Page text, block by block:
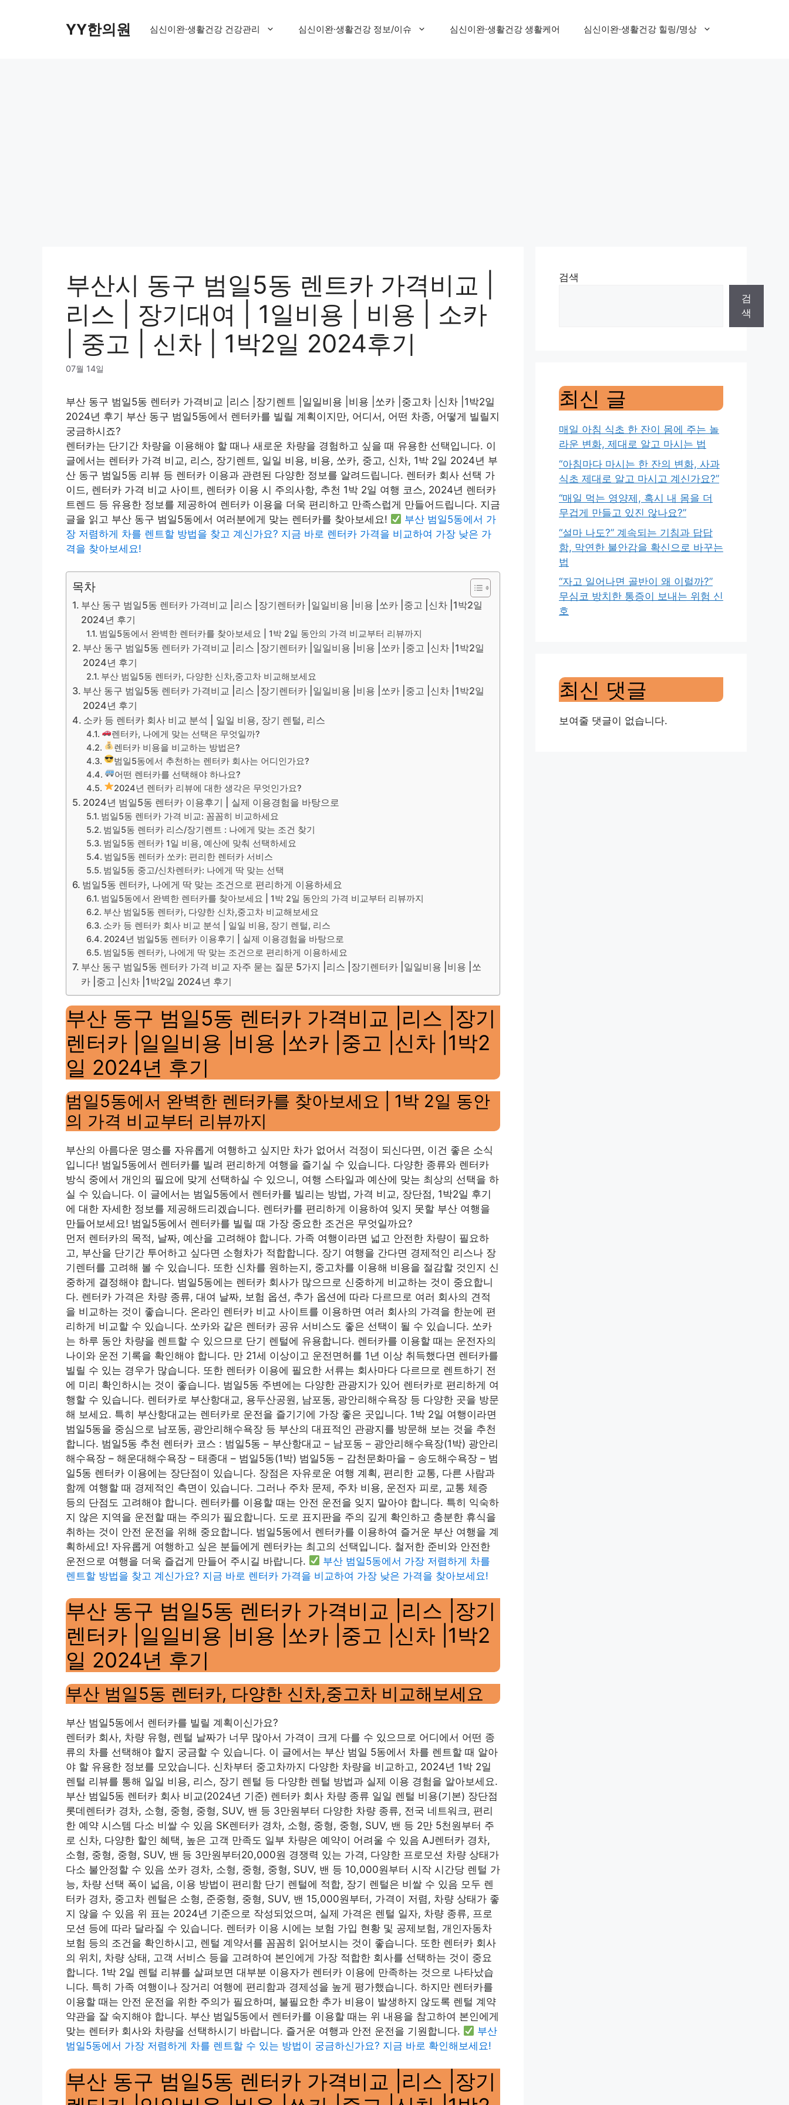
YY한의원 심신이완·생활건강 건강관리 심신이완·생활건강 정보/이슈 심신이완·생활건강 생활케어 심신이완·생활건강 힐링/명상
부산시 동구 범일5동 렌트카 가격비교 |
리스 | 장기대여 | 1일비용 | 비용 | 소카
| 중고 | 신차 | 1박2일 2024후기
07월 14일
부산 동구 범일5동 렌터카 가격비교 |리스 |장기렌트 |일일비용 |비용 |쏘카 |중고차 |신차 |1박2일
2024년 후기 부산 동구 범일5동에서 렌터카를 빌릴 계획이지만, 어디서, 어떤 차종, 어떻게 빌릴지
궁금하시죠?
렌터카는 단기간 차량을 이용해야 할 때나 새로운 차량을 경험하고 싶을 때 유용한 선택입니다. 이
글에서는 렌터카 가격 비교, 리스, 장기렌트, 일일 비용, 비용, 쏘카, 중고, 신차, 1박 2일 2024년 부
산 동구 범일5동 리뷰 등 렌터카 이용과 관련된 다양한 정보를 알려드립니다. 렌터카 회사 선택 가
이드, 렌터카 가격 비교 사이트, 렌터카 이용 시 주의사항, 추천 1박 2일 여행 코스, 2024년 렌터카
트렌드 등 유용한 정보를 제공하여 렌터카 이용을 더욱 편리하고 만족스럽게 만들어드립니다. 지금
글을 읽고 부산 동구 범일5동에서 여러분에게 맞는 렌터카를 찾아보세요!
부산 범일5동에서 가
장 저렴하게 차를 렌트할 방법을 찾고 계신가요? 지금 바로 렌터카 가격을 비교하여 가장 낮은 가
격을 찾아보세요!
목차
부산 동구 범일5동 렌터카 가격비교 |리스 |장기렌터카 |일일비용 |비용 |쏘카 |중고 |신차 |1박2일
2024년 후기
범일5동에서 완벽한 렌터카를 찾아보세요 | 1박 2일 동안의 가격 비교부터 리뷰까지
부산 동구 범일5동 렌터카 가격비교 |리스 |장기렌터카 |일일비용 |비용 |쏘카 |중고 |신차 |1박2일
2024년 후기
부산 범일5동 렌터카, 다양한 신차,중고차 비교해보세요
부산 동구 범일5동 렌터카 가격비교 |리스 |장기렌터카 |일일비용 |비용 |쏘카 |중고 |신차 |1박2일
2024년 후기
소카 등 렌터카 회사 비교 분석 | 일일 비용, 장기 렌털, 리스
렌터카, 나에게 맞는 선택은 무엇일까?
렌터카 비용을 비교하는 방법은?
범일5동에서 추천하는 렌터카 회사는 어디인가요?
어떤 렌터카를 선택해야 하나요?
2024년 렌터카 리뷰에 대한 생각은 무엇인가요?
2024년 범일5동 렌터카 이용후기 | 실제 이용경험을 바탕으로
범일5동 렌터카 가격 비교: 꼼꼼히 비교하세요
범일5동 렌터카 리스/장기렌트 : 나에게 맞는 조건 찾기
범일5동 렌터카 1일 비용, 예산에 맞춰 선택하세요
범일5동 렌터카 쏘카: 편리한 렌터카 서비스
범일5동 중고/신차렌터카: 나에게 딱 맞는 선택
범일5동 렌터카, 나에게 딱 맞는 조건으로 편리하게 이용하세요
범일5동에서 완벽한 렌터카를 찾아보세요 | 1박 2일 동안의 가격 비교부터 리뷰까지
부산 범일5동 렌터카, 다양한 신차,중고차 비교해보세요
소카 등 렌터카 회사 비교 분석 | 일일 비용, 장기 렌털, 리스
2024년 범일5동 렌터카 이용후기 | 실제 이용경험을 바탕으로
범일5동 렌터카, 나에게 딱 맞는 조건으로 편리하게 이용하세요
부산 동구 범일5동 렌터카 가격 비교 자주 묻는 질문 5가지 |리스 |장기렌터카 |일일비용 |비용 |쏘
카 |중고 |신차 |1박2일 2024년 후기
부산 동구 범일5동 렌터카 가격비교 |리스 |장기
렌터카 |일일비용 |비용 |쏘카 |중고 |신차 |1박2
일 2024년 후기
범일5동에서 완벽한 렌터카를 찾아보세요 | 1박 2일 동안
의 가격 비교부터 리뷰까지
부산의 아름다운 명소를 자유롭게 여행하고 싶지만 차가 없어서 걱정이 되신다면, 이건 좋은 소식
입니다! 범일5동에서 렌터카를 빌려 편리하게 여행을 즐기실 수 있습니다. 다양한 종류와 렌터카
방식 중에서 개인의 필요에 맞게 선택하실 수 있으니, 여행 스타일과 예산에 맞는 최상의 선택을 하
실 수 있습니다. 이 글에서는 범일5동에서 렌터카를 빌리는 방법, 가격 비교, 장단점, 1박2일 후기
에 대한 자세한 정보를 제공해드리겠습니다. 렌터카를 편리하게 이용하여 잊지 못할 부산 여행을
만들어보세요! 범일5동에서 렌터카를 빌릴 때 가장 중요한 조건은 무엇일까요?
먼저 렌터카의 목적, 날짜, 예산을 고려해야 합니다. 가족 여행이라면 넓고 안전한 차량이 필요하
고, 부산을 단기간 투어하고 싶다면 소형차가 적합합니다. 장기 여행을 간다면 경제적인 리스나 장
기렌터를 고려해 볼 수 있습니다. 또한 신차를 원하는지, 중고차를 이용해 비용을 절감할 것인지 신
중하게 결정해야 합니다. 범일5동에는 렌터카 회사가 많으므로 신중하게 비교하는 것이 중요합니
다. 렌터카 가격은 차량 종류, 대여 날짜, 보험 옵션, 추가 옵션에 따라 다르므로 여러 회사의 견적
을 비교하는 것이 좋습니다. 온라인 렌터카 비교 사이트를 이용하면 여러 회사의 가격을 한눈에 편
리하게 비교할 수 있습니다. 쏘카와 같은 렌터카 공유 서비스도 좋은 선택이 될 수 있습니다. 쏘카
는 하루 동안 차량을 렌트할 수 있으므로 단기 렌털에 유용합니다. 렌터카를 이용할 때는 운전자의
나이와 운전 기록을 확인해야 합니다. 만 21세 이상이고 운전면허를 1년 이상 취득했다면 렌터카를
빌릴 수 있는 경우가 많습니다. 또한 렌터카 이용에 필요한 서류는 회사마다 다르므로 렌트하기 전
에 미리 확인하시는 것이 좋습니다. 범일5동 주변에는 다양한 관광지가 있어 렌터카로 편리하게 여
행할 수 있습니다. 렌터카로 부산항대교, 용두산공원, 남포동, 광안리해수욕장 등 다양한 곳을 방문
해 보세요. 특히 부산항대교는 렌터카로 운전을 즐기기에 가장 좋은 곳입니다. 1박 2일 여행이라면
범일5동을 중심으로 남포동, 광안리해수욕장 등 부산의 대표적인 관광지를 방문해 보는 것을 추천
합니다. 범일5동 추천 렌터카 코스 : 범일5동 – 부산항대교 – 남포동 – 광안리해수욕장(1박) 광안리
해수욕장 – 해운대해수욕장 – 태종대 – 범일5동(1박) 범일5동 – 감천문화마을 – 송도해수욕장 – 범
일5동 렌터카 이용에는 장단점이 있습니다. 장점은 자유로운 여행 계획, 편리한 교통, 다른 사람과
함께 여행할 때 경제적인 측면이 있습니다. 그러나 주차 문제, 주차 비용, 운전자 피로, 교통 체증
등의 단점도 고려해야 합니다. 렌터카를 이용할 때는 안전 운전을 잊지 말아야 합니다. 특히 익숙하
지 않은 지역을 운전할 때는 주의가 필요합니다. 도로 표지판을 주의 깊게 확인하고 충분한 휴식을
취하는 것이 안전 운전을 위해 중요합니다. 범일5동에서 렌터카를 이용하여 즐거운 부산 여행을 계
획하세요! 자유롭게 여행하고 싶은 분들에게 렌터카는 최고의 선택입니다. 철저한 준비와 안전한
운전으로 여행을 더욱 즐겁게 만들어 주시길 바랍니다.
부산 범일5동에서 가장 저렴하게 차를
렌트할 방법을 찾고 계신가요? 지금 바로 렌터카 가격을 비교하여 가장 낮은 가격을 찾아보세요!
부산 동구 범일5동 렌터카 가격비교 |리스 |장기
렌터카 |일일비용 |비용 |쏘카 |중고 |신차 |1박2
일 2024년 후기
부산 범일5동 렌터카, 다양한 신차,중고차 비교해보세요
부산 범일5동에서 렌터카를 빌릴 계획이신가요?
렌터카 회사, 차량 유형, 렌털 날짜가 너무 많아서 가격이 크게 다를 수 있으므로 어디에서 어떤 종
류의 차를 선택해야 할지 궁금할 수 있습니다. 이 글에서는 부산 범일 5동에서 차를 렌트할 때 알아
야 할 유용한 정보를 모았습니다. 신차부터 중고차까지 다양한 차량을 비교하고, 2024년 1박 2일
렌털 리뷰를 통해 일일 비용, 리스, 장기 렌털 등 다양한 렌털 방법과 실제 이용 경험을 알아보세요.
부산 범일5동 렌터카 회사 비교(2024년 기준) 렌터카 회사 차량 종류 일일 렌털 비용(기본) 장단점
롯데렌터카 경차, 소형, 중형, 중형, SUV, 밴 등 3만원부터 다양한 차량 종류, 전국 네트워크, 편리
한 예약 시스템 다소 비쌀 수 있음 SK렌터카 경차, 소형, 중형, 중형, SUV, 밴 등 2만 5천원부터 주
로 신차, 다양한 할인 혜택, 높은 고객 만족도 일부 차량은 예약이 어려울 수 있음 AJ렌터카 경차,
소형, 중형, 중형, SUV, 밴 등 3만원부터20,000원 ​​경쟁력 있는 가격, 다양한 프로모션 차량 상태가
다소 불안정할 수 있음 쏘카 경차, 소형, 중형, 중형, SUV, 밴 등 10,000원부터 시작 시간당 렌털 가
능, 차량 선택 폭이 넓음, 이용 방법이 편리함 단기 렌털에 적합, 장기 렌털은 비쌀 수 있음 모두 렌
터카 경차, 중고차 렌털은 소형, 준중형, 중형, SUV, 밴 15,000원부터, 가격이 저렴, 차량 상태가 좋
지 않을 수 있음 위 표는 2024년 기준으로 작성되었으며, 실제 가격은 렌털 일자, 차량 종류, 프로
모션 등에 따라 달라질 수 있습니다. 렌터카 이용 시에는 보험 가입 현황 및 공제보험, 개인자동차
보험 등의 조건을 확인하시고, 렌털 계약서를 꼼꼼히 읽어보시는 것이 좋습니다. 또한 렌터카 회사
의 위치, 차량 상태, 고객 서비스 등을 고려하여 본인에게 가장 적합한 회사를 선택하는 것이 중요
합니다. 1박 2일 렌털 리뷰를 살펴보면 대부분 이용자가 렌터카 이용에 만족하는 것으로 나타났습
니다. 특히 가족 여행이나 장거리 여행에 편리함과 경제성을 높게 평가했습니다. 하지만 렌터카를
이용할 때는 안전 운전을 위한 주의가 필요하며, 불필요한 추가 비용이 발생하지 않도록 렌털 계약
약관을 잘 숙지해야 합니다. 부산 범일5동에서 렌터카를 이용할 때는 위 내용을 참고하여 본인에게
맞는 렌터카 회사와 차량을 선택하시기 바랍니다. 즐거운 여행과 안전 운전을 기원합니다.
부산
범일5동에서 가장 저렴하게 차를 렌트할 수 있는 방법이 궁금하신가요? 지금 바로 확인해보세요!
부산 동구 범일5동 렌터카 가격비교 |리스 |장기
검색
검
색
최신 글
매일 아침 식초 한 잔이 몸에 주는 놀
라운 변화, 제대로 알고 마시는 법
“아침마다 마시는 한 잔의 변화, 사과
식초 제대로 알고 마시고 계신가요?”
“매일 먹는 영양제, 혹시 내 몸을 더
무겁게 만들고 있진 않나요?”
“설마 나도?” 계속되는 기침과 답답
함, 막연한 불안감을 확신으로 바꾸는
법
“자고 일어나면 골반이 왜 이럴까?”
무심코 방치한 통증이 보내는 위험 신
호
최신 댓글
보여줄 댓글이 없습니다.